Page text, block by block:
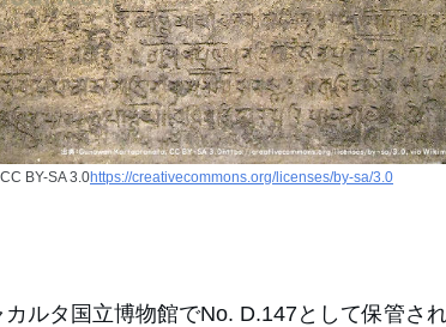
BY-SA 3.0https://creativecommons.org/licenses/by-sa/3.0
ルタ国立博物館でNo. D.147として保管され